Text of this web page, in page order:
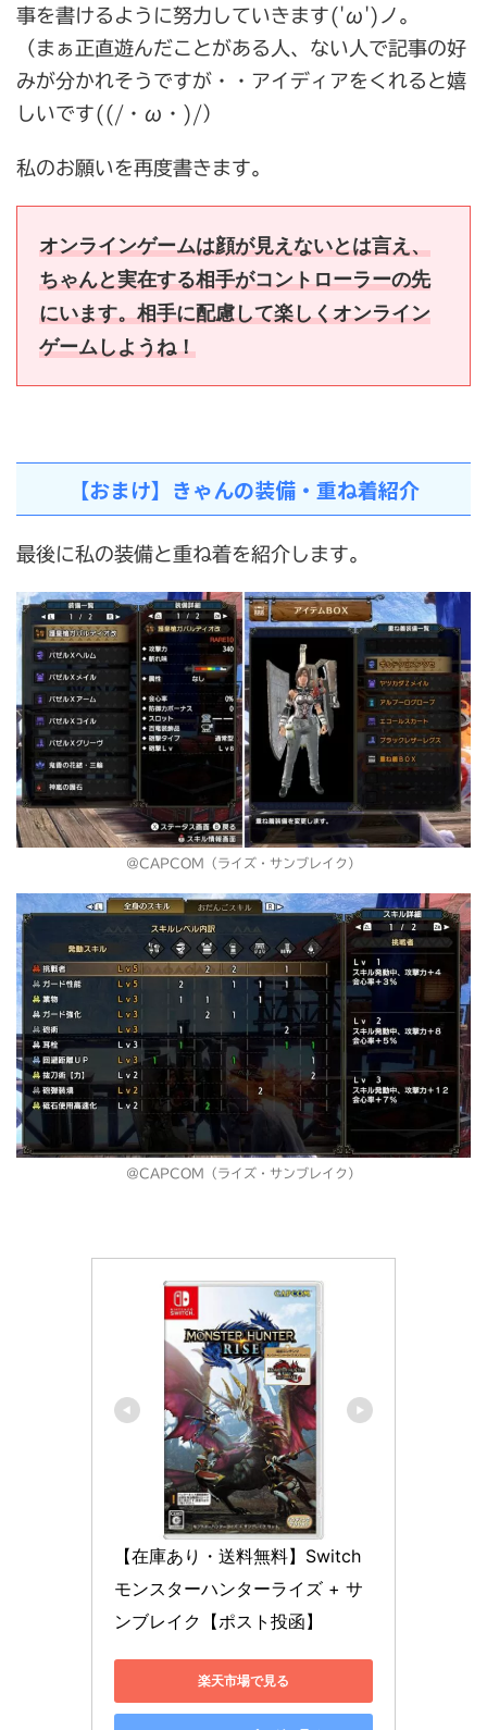
事を書けるように努力していきます('ω')ノ。
（まぁ正直遊んだことがある人、ない人で記事の好
みが分かれそうですが・・アイディアをくれると嬉
しいです((/・ω・)/）
私のお願いを再度書きます。
オンラインゲームは顔が見えないとは言え、
ちゃんと実在する相手がコントローラーの先
にいます。相手に配慮して楽しくオンライン
ゲームしようね！
【おまけ】きゃんの装備・重ね着紹介
最後に私の装備と重ね着を紹介します。
＠CAPCOM（ライズ・サンブレイク）
＠CAPCOM（ライズ・サンブレイク）
【在庫あり・送料無料】Switch
モンスターハンターライズ + サ
ンブレイク【ポスト投函】
楽天市場で見る